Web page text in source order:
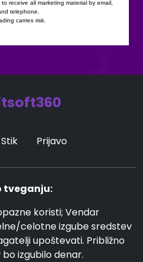
Stik Prijavo
tveganju:
koristi; Vendar
celotne izgube sredstev
upoštevati. Približno
izgubilo denar.